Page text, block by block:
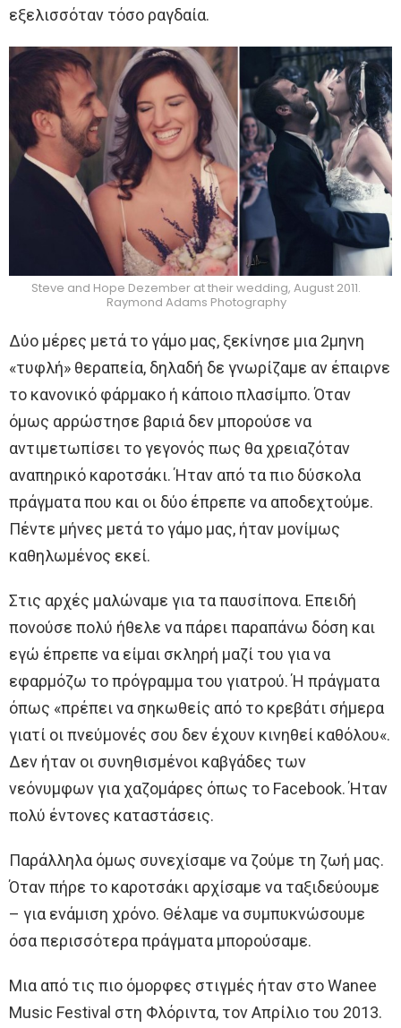
εξελισσόταν τόσο ραγδαία.
Steve and Hope Dezember at their wedding, August 2011.
Raymond Adams Photography
Δύο μέρες μετά το γάμο μας, ξεκίνησε μια 2μηνη
«τυφλή» θεραπεία, δηλαδή δε γνωρίζαμε αν έπαιρνε
το κανονικό φάρμακο ή κάποιο πλασίμπο. Όταν
όμως αρρώστησε βαριά δεν μπορούσε να
αντιμετωπίσει το γεγονός πως θα χρειαζόταν
αναπηρικό καροτσάκι. Ήταν από τα πιο δύσκολα
πράγματα που και οι δύο έπρεπε να αποδεχτούμε.
Πέντε μήνες μετά το γάμο μας, ήταν μονίμως
καθηλωμένος εκεί.
Στις αρχές μαλώναμε για τα παυσίπονα. Επειδή
πονούσε πολύ ήθελε να πάρει παραπάνω δόση και
εγώ έπρεπε να είμαι σκληρή μαζί του για να
εφαρμόζω το πρόγραμμα του γιατρού. Ή πράγματα
όπως «πρέπει να σηκωθείς από το κρεβάτι σήμερα
γιατί οι πνεύμονές σου δεν έχουν κινηθεί καθόλου«.
Δεν ήταν οι συνηθισμένοι καβγάδες των
νεόνυμφων για χαζομάρες όπως το Facebook. Ήταν
πολύ έντονες καταστάσεις.
Παράλληλα όμως συνεχίσαμε να ζούμε τη ζωή μας.
Όταν πήρε το καροτσάκι αρχίσαμε να ταξιδεύουμε
– για ενάμιση χρόνο. Θέλαμε να συμπυκνώσουμε
όσα περισσότερα πράγματα μπορούσαμε.
Μια από τις πιο όμορφες στιγμές ήταν στο Wanee
Music Festival στη Φλόριντα, τον Απρίλιο του 2013.